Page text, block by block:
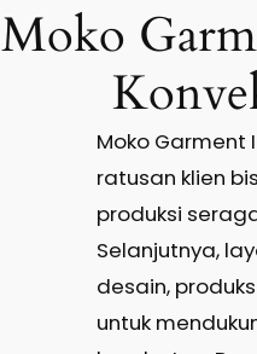
Moko
Moko
ratusan klien
produksi
Selanjutnya,
desain,
untuk